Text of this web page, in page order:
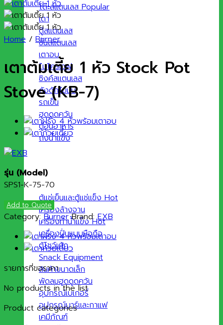
โต๊ะสแตนเลส
เตา
ตู้สแตนเลส
ชั้นสแตนเลส
เตาอบ
ไมโครเวฟ
ซิงค์สแตนเลส
ถังดักไขมัน
รถเข็น
ฮูดดูดควัน
ตู้อุ่นอาหาร
ถังน้ำแข็ง
ตู้แช่เย็นและตู้แช่แข็ง
เครื่องล้างจาน
เครื่องทำน้ำแข็ง
เครื่องปั่นแบบมือถือ
ตู้โชว์เค้ก
Snack Equipment
สินค้าขนาดเล็ก
พัดลมฮูดดูดควัน
อุปกรณ์เบเกอรี่
อุปกรณ์บาร์และกาแฟ
เคมีภัณฑ์
Home / Burner
เตาต้มเตี้ย 1 หัว Stock Pot
Stove (KB-7)
รุ่น (Model)
SPS1-K-75-70
Add to Quote
Category:Burner Brand:EXB
รายการที่ขอราคา
No products in the list
Product categories